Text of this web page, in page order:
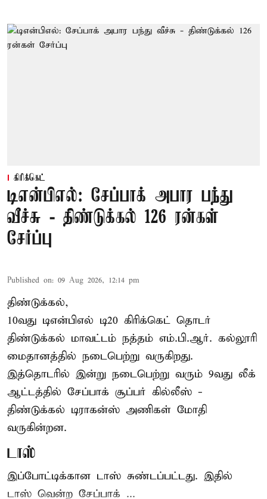
கிரிக்கெட்
டிஎன்பிஎல்: சேப்பாக் அபார பந்து
வீச்சு - திண்டுக்கல் 126 ரன்கள்
சேர்ப்பு
Published on: 09 Aug 2026, 12:14 pm
திண்டுக்கல்,
10வது டிஎன்பிஎல் டி20 கிரிக்கெட் தொடர்
திண்டுக்கல் மாவட்டம் நத்தம் எம்.பி.ஆர். கல்லூரி
மைதானத்தில் நடைபெற்று வருகிறது.
இத்தொடரில் இன்று நடைபெற்று வரும் 9வது லீக்
ஆட்டத்தில் சேப்பாக் சூப்பர் கில்லீஸ் -
திண்டுக்கல் டிராகன்ஸ் அணிகள் மோதி
வருகின்றன.
டாஸ்
இப்போட்டிக்கான டாஸ் சுண்டப்பட்டது. இதில்
டாஸ் வென்ற சேப்பாக் ...